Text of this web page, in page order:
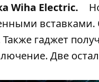
Wiha Electric.
Также гаджет
Две